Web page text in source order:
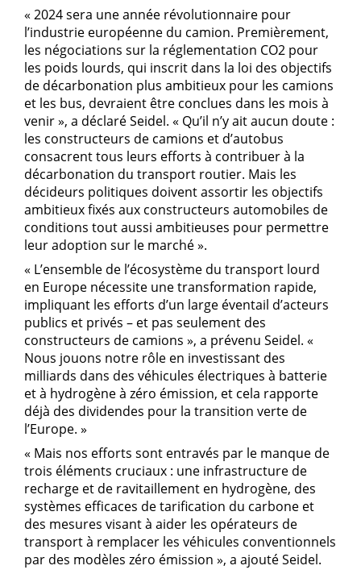
« 2024 sera une année révolutionnaire pour
l’industrie européenne du camion. Premièrement,
les négociations sur la réglementation CO2 pour
les poids lourds, qui inscrit dans la loi des objectifs
de décarbonation plus ambitieux pour les camions
et les bus, devraient être conclues dans les mois à
venir », a déclaré Seidel. « Qu’il n’y ait aucun doute :
les constructeurs de camions et d’autobus
consacrent tous leurs efforts à contribuer à la
décarbonation du transport routier. Mais les
décideurs politiques doivent assortir les objectifs
ambitieux fixés aux constructeurs automobiles de
conditions tout aussi ambitieuses pour permettre
leur adoption sur le marché ».
« L’ensemble de l’écosystème du transport lourd
en Europe nécessite une transformation rapide,
impliquant les efforts d’un large éventail d’acteurs
publics et privés – et pas seulement des
constructeurs de camions », a prévenu Seidel. «
Nous jouons notre rôle en investissant des
milliards dans des véhicules électriques à batterie
et à hydrogène à zéro émission, et cela rapporte
déjà des dividendes pour la transition verte de
l’Europe. »
« Mais nos efforts sont entravés par le manque de
trois éléments cruciaux : une infrastructure de
recharge et de ravitaillement en hydrogène, des
systèmes efficaces de tarification du carbone et
des mesures visant à aider les opérateurs de
transport à remplacer les véhicules conventionnels
par des modèles zéro émission », a ajouté Seidel.